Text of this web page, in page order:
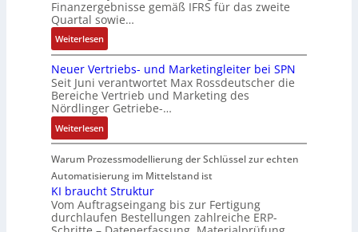
A
n
l
a
g
e
n
b
a
u
s
i
e
S
t
e
u
e
r
u
n
g
a
n
g
a
t
o
a
t
d
e
r
F
a
b
r
k
S
y
s
t
e
m
t
e
c
h
n
i
k
-
G
Finanzergebnisse gemäß IFRS für das zweite
Quartal sowie…
Weiterlesen:
D
a
s
s
a
u
l
t
S
y
s
t
Neuer Vertriebs- und Marketingleiter bei SPN
Seit Juni verantwortet Max Rossdeutscher die
Bereiche Vertrieb und Marketing des
Nördlinger Getriebe-…
Weiterlesen:
N
e
u
e
r
V
Warum Prozessmodellierung der Schlüssel zur echten
Automatisierung im Mittelstand ist
KI braucht Struktur
Vom Auftragseingang bis zur Fertigung
durchlaufen Bestellungen zahlreiche ERP-